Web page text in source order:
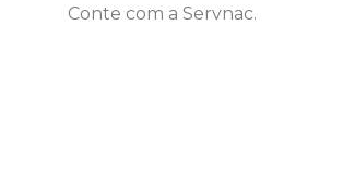
Conte com a Servnac.